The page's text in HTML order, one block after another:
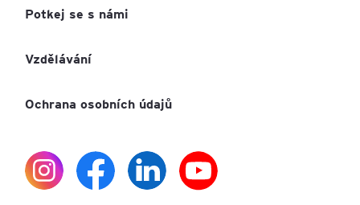
Potkej se s námi
Vzdělávání
Ochrana osobních údajů